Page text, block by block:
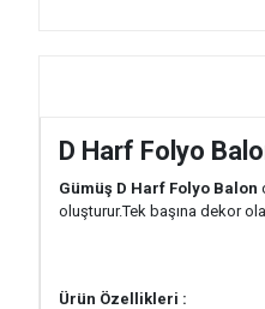
D Harf Folyo
Gümüş D Harf Folyo Balon
oluşturur.Tek başına dekor
Ürün Özellikleri :